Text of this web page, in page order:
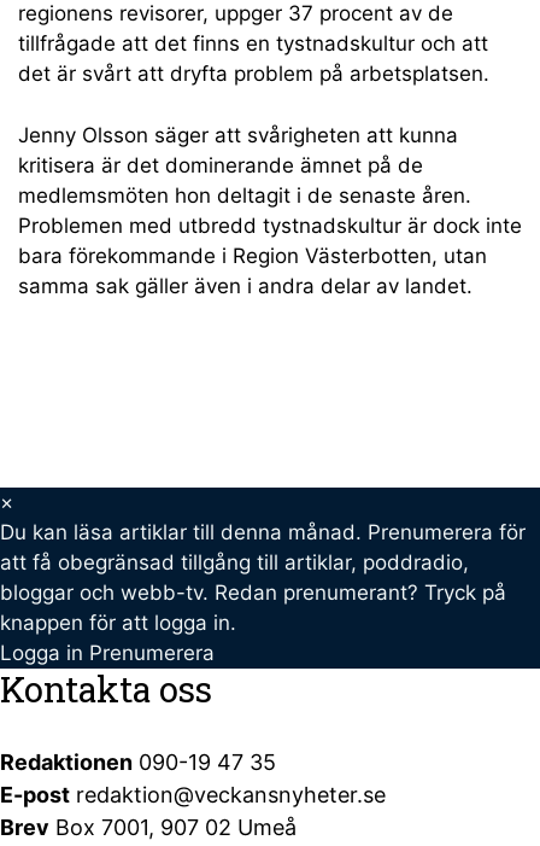
regionens revisorer, uppger 37 procent av de
tillfrågade att det finns en tystnadskultur och att
det är svårt att dryfta problem på arbetsplatsen.
Jenny Olsson säger att svårigheten att kunna
kritisera är det dominerande ämnet på de
medlemsmöten hon deltagit i de senaste åren.
Problemen med utbredd tystnadskultur är dock inte
bara förekommande i Region Västerbotten, utan
samma sak gäller även i andra delar av landet.
×
Du kan läsa artiklar till denna månad. Prenumerera för
att få obegränsad tillgång till artiklar, poddradio,
bloggar och webb-tv. Redan prenumerant? Tryck på
knappen för att logga in.
Logga in Prenumerera
Kontakta oss
Redaktionen 090-19 47 35
E-post redaktion@veckansnyheter.se
Brev Box 7001, 907 02 Umeå